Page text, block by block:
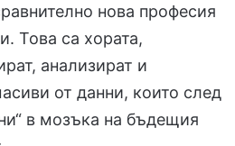
нова професия
Това са хората,
анализират и
от данни, които след
в мозъка на бъдещия